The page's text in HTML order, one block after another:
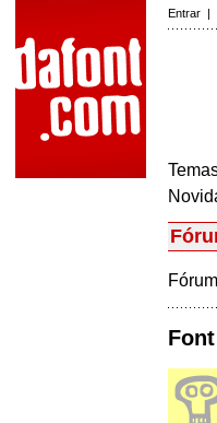
Entrar |
Fórum